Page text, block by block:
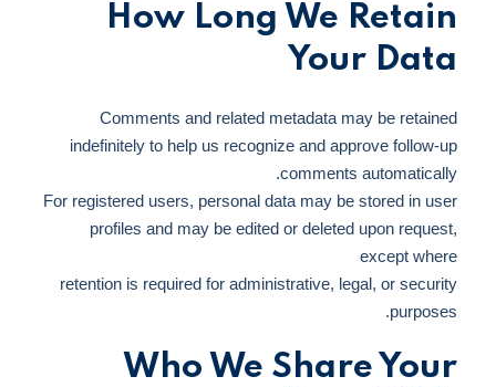
How Long We Retain
Your Data
Comments and related metadata may be retained
indefinitely to help us recognize and approve follow-up
comments automatically.
For registered users, personal data may be stored in user
profiles and may be edited or deleted upon request,
except where
retention is required for administrative, legal, or security
purposes.
Who We Share Your